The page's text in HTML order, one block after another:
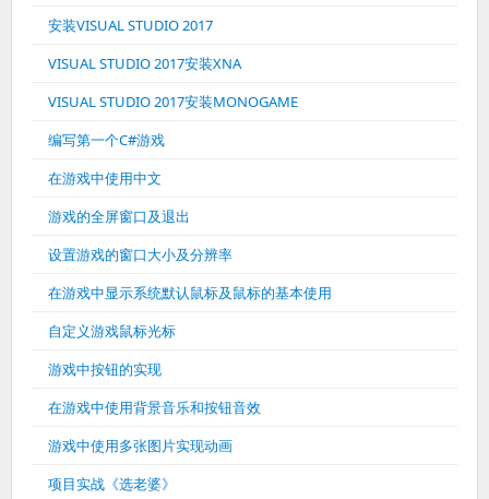
安装VISUAL STUDIO 2017
VISUAL STUDIO 2017安装XNA
VISUAL STUDIO 2017安装MONOGAME
编写第一个C#游戏
在游戏中使用中文
游戏的全屏窗口及退出
设置游戏的窗口大小及分辨率
在游戏中显示系统默认鼠标及鼠标的基本使用
自定义游戏鼠标光标
游戏中按钮的实现
在游戏中使用背景音乐和按钮音效
游戏中使用多张图片实现动画
项目实战《选老婆》